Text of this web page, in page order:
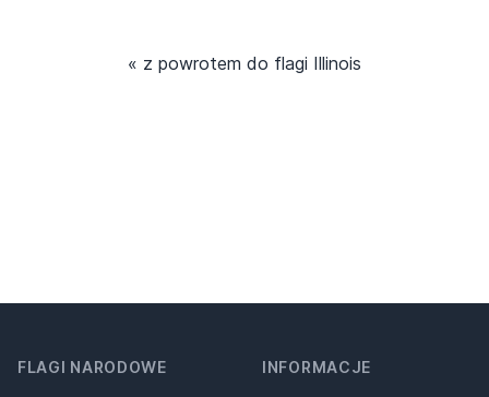
« z powrotem do flagi Illinois
FLAGI NARODOWE INFORMACJE